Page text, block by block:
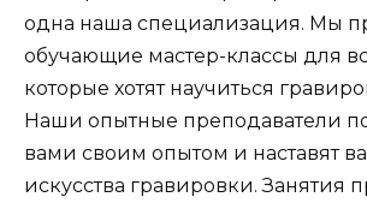
одна наша специализация. Мы
обучающие мастер-классы для
которые хотят научиться
Наши опытные преподаватели
вами своим опытом и наставят
искусства гравировки. Занятия